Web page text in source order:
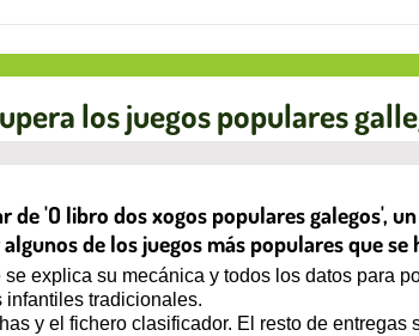
los juegos populares
'O libro dos xogos populares galegos',
de los juegos más populares que se
explica su mecánica y todos los datos para
infantiles tradicionales.
y el fichero clasificador. El resto de